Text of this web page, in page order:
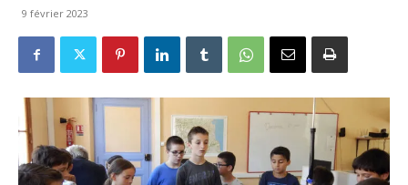
9 février 2023